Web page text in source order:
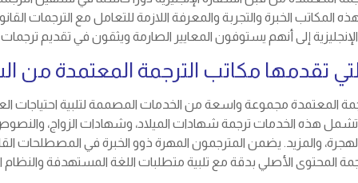
المكاتب الخبرة والتجربة والمعرفة اللازمة للتعامل مع الترجمات
إلى أنهم يستوفون المعايير الصارمة ويثقون في تقديم ترجمات
تقدمها مكاتب الترجمة المعتمدة من
المعتمدة مجموعة واسعة من الخدمات المصممة لتلبية احتياجات
تشمل هذه الخدمات ترجمة شهادات الميلاد، وشهادات الزواج، والنصوص
الهجرة، والمزيد. يضمن المترجمون المهرة ذوو الخبرة في المصطلحات
المحتوى الأصلي بدقة مع تلبية متطلبات اللغة المستهدفة والنظام